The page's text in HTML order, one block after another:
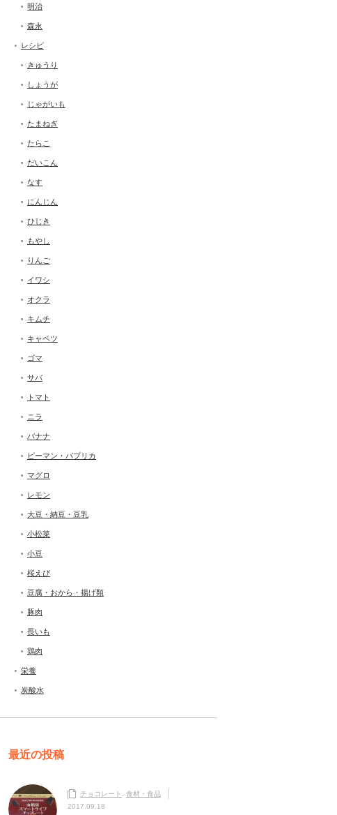
明治
森永
レシピ
きゅうり
しょうが
じゃがいも
たまねぎ
たらこ
だいこん
なす
にんじん
ひじき
もやし
りんご
イワシ
オクラ
キムチ
キャベツ
ゴマ
サバ
トマト
ニラ
バナナ
ピーマン・パプリカ
マグロ
レモン
大豆・納豆・豆乳
小松菜
小豆
桜えび
豆腐・おから・揚げ類
豚肉
長いも
鶏肉
栄養
炭酸水
最近の投稿
チョコレート
食材・食品
2017.09.18